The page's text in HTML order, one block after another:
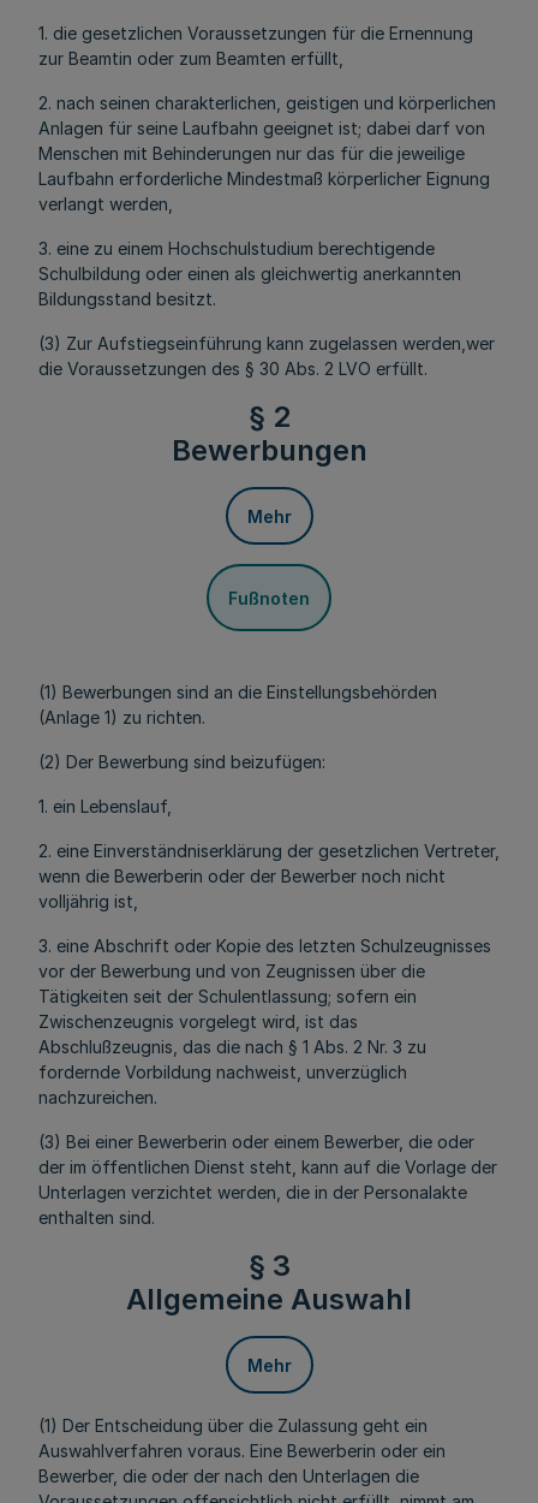
1. die gesetzlichen Voraussetzungen für die Ernennung
zur Beamtin oder zum Beamten erfüllt,
2. nach seinen charakterlichen, geistigen und körperlichen
Anlagen für seine Laufbahn geeignet ist; dabei darf von
Menschen mit Behinderungen nur das für die jeweilige
Laufbahn erforderliche Mindestmaß körperlicher Eignung
verlangt werden,
3. eine zu einem Hochschulstudium berechtigende
Schulbildung oder einen als gleichwertig anerkannten
Bildungsstand besitzt.
(3) Zur Aufstiegseinführung kann zugelassen werden,wer
die Voraussetzungen des § 30 Abs. 2 LVO erfüllt.
§ 2
Bewerbungen
Mehr
Fußnoten
(1) Bewerbungen sind an die Einstellungsbehörden
(Anlage 1) zu richten.
(2) Der Bewerbung sind beizufügen:
1. ein Lebenslauf,
2. eine Einverständniserklärung der gesetzlichen Vertreter,
wenn die Bewerberin oder der Bewerber noch nicht
volljährig ist,
3. eine Abschrift oder Kopie des letzten Schulzeugnisses
vor der Bewerbung und von Zeugnissen über die
Tätigkeiten seit der Schulentlassung; sofern ein
Zwischenzeugnis vorgelegt wird, ist das
Abschlußzeugnis, das die nach § 1 Abs. 2 Nr. 3 zu
fordernde Vorbildung nachweist, unverzüglich
nachzureichen.
(3) Bei einer Bewerberin oder einem Bewerber, die oder
der im öffentlichen Dienst steht, kann auf die Vorlage der
Unterlagen verzichtet werden, die in der Personalakte
enthalten sind.
§ 3
Allgemeine Auswahl
Mehr
(1) Der Entscheidung über die Zulassung geht ein
Auswahlverfahren voraus. Eine Bewerberin oder ein
Bewerber, die oder der nach den Unterlagen die